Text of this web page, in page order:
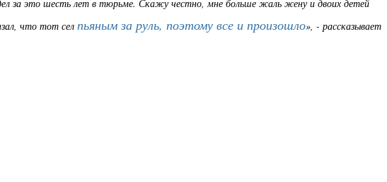
за это шесть лет в тюрьме. Скажу честно, мне больше жаль жену и двоих детей
что тот сел пьяным за руль, поэтому все и произошло», - рассказывает